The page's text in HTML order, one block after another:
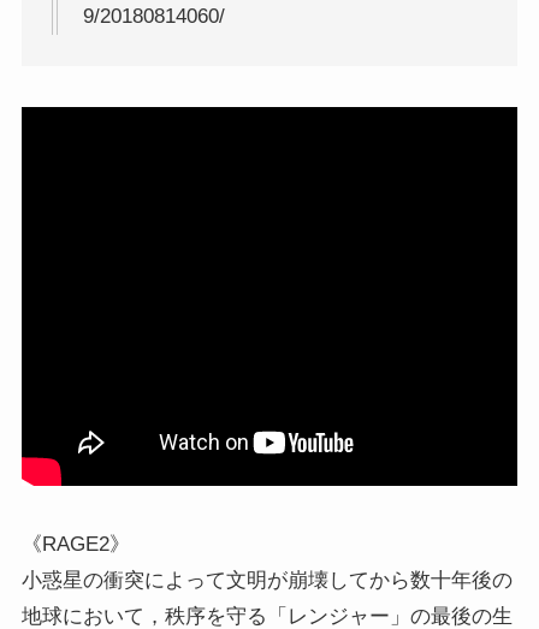
9/20180814060/
《RAGE2》
小惑星の衝突によって文明が崩壊してから数十年後の
地球において，秩序を守る「レンジャー」の最後の生